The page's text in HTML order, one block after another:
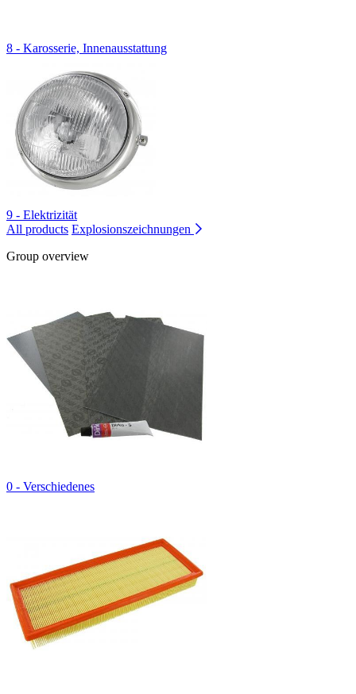
8 - Karosserie, Innenausstattung
9 - Elektrizität
All products Explosionszeichnungen
Group overview
0 - Verschiedenes